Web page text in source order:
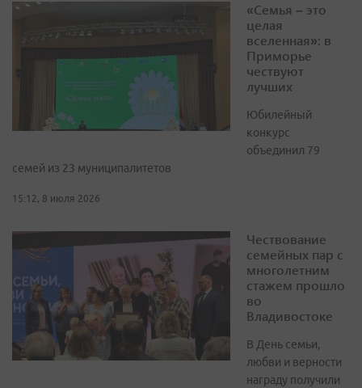
«Семья – это
целая
вселенная»: в
Приморье
чествуют
лучших
Юбилейный
конкурс
объединил 79
семей из 23 муниципалитетов
15:12, 8 июля 2026
Чествование
семейных пар с
многолетним
стажем прошло
во
Владивостоке
В День семьи,
любви и верности
награду получили